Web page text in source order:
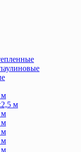
м
м
м
м
м
м
м